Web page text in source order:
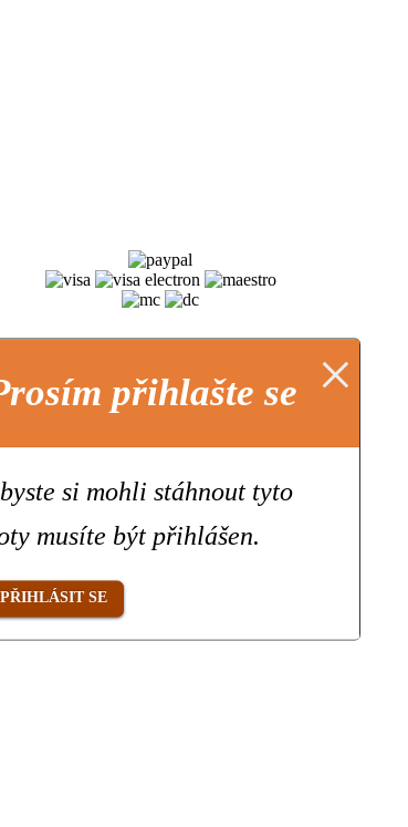
(Low Voice)
přihlašte se ×
si mohli stáhnout tyto
musíte být přihlášen.
PŘIHLÁSIT SE